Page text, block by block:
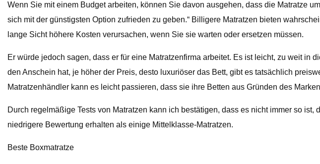
Wenn Sie mit einem Budget arbeiten, können Sie davon ausgehen, dass die Matratze
sich mit der günstigsten Option zufrieden zu geben.“ Billigere Matratzen bieten
lange Sicht höhere Kosten verursachen, wenn Sie sie warten oder ersetzen müssen.
Er würde jedoch sagen, dass er für eine Matratzenfirma arbeitet. Es ist leicht, zu weit
den Anschein hat, je höher der Preis, desto luxuriöser das Bett, gibt es tatsächlich
Matratzenhändler kann es leicht passieren, dass sie ihre Betten aus Gründen des
Durch regelmäßige Tests von Matratzen kann ich bestätigen, dass es nicht immer so
niedrigere Bewertung erhalten als einige Mittelklasse-Matratzen.
Beste Boxmatratze